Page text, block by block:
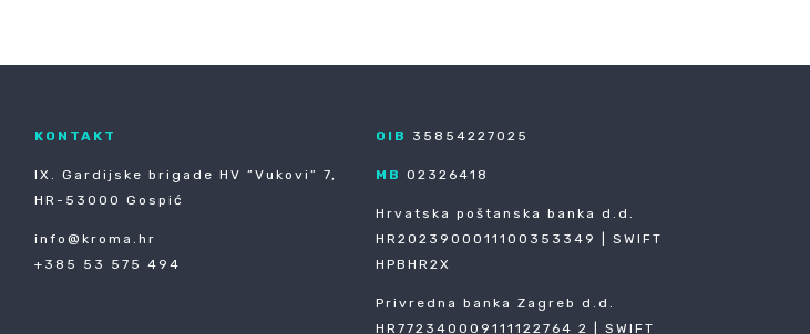
KONTAKT
IX. Gardijske brigade HV ”Vukovi” 7,
HR-53000 Gospić
info@kroma.hr
+385 53 575 494
OIB 35854227025
MB 02326418
Hrvatska poštanska banka d.d.
HR2023900011100353349 | SWIFT
HPBHR2X
Privredna banka Zagreb d.d.
HR772340009111122764 2 | SWIFT